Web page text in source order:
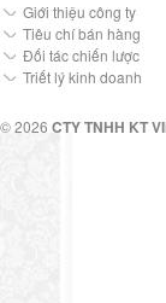
Giới thiệu công ty
Tiêu chí bán hàng
Đối tác chiến lược
Triết lý kinh doanh
© 2026 CTY TNHH KT